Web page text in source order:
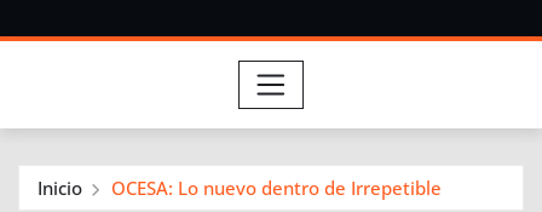
Inicio OCESA: Lo nuevo dentro de Irrepetible